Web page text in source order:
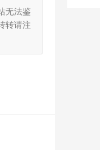
无法鉴
转请注